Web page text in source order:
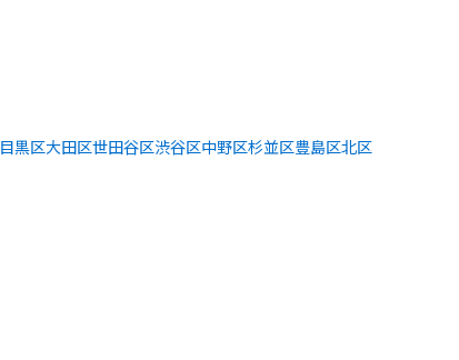
目黒区大田区世田谷区渋谷区中野区杉並区豊島区北区